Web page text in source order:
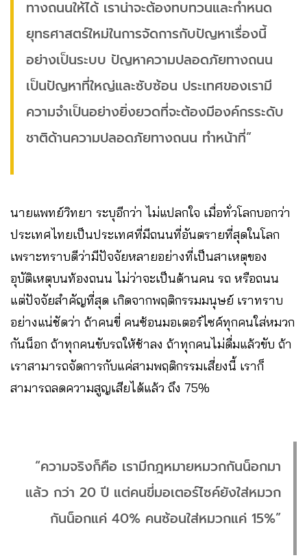
ทางถนนให้ได้ เราน่าจะต้องทบทวนและกำหนด
ยุทธศาสตร์ใหม่ในการจัดการกับปัญหาเรื่องนี้
อย่างเป็นระบบ ปัญหาความปลอดภัยทางถนน
เป็นปัญหาที่ใหญ่และซับซ้อน ประเทศของเรามี
ความจำเป็นอย่างยิ่งยวดที่จะต้องมีองค์กรระดับ
ชาติด้านความปลอดภัยทางถนน ทำหน้าที่”
นายแพทย์วิทยา ระบุอีกว่า ไม่แปลกใจ เมื่อทั่วโลกบอกว่า
ประเทศไทยเป็นประเทศที่มีถนนที่อันตรายที่สุดในโลก
เพราะทราบดีว่ามีปัจจัยหลายอย่างที่เป็นสาเหตุของ
อุบัติเหตุบนท้องถนน ไม่ว่าจะเป็นด้านคน รถ หรือถนน
แต่ปัจจัยสำคัญที่สุด เกิดจากพฤติกรรมมนุษย์ เราทราบ
อย่างแน่ชัดว่า ถ้าคนขี่ คนซ้อนมอเตอร์ไซค์ทุกคนใส่หมวก
กันน็อก ถ้าทุกคนขับรถให้ช้าลง ถ้าทุกคนไม่ดื่มแล้วขับ ถ้า
เราสามารถจัดการกับแค่สามพฤติกรรมเสี่ยงนี้ เราก็
สามารถลดความสูญเสียได้แล้ว ถึง 75%
“ความจริงก็คือ เรามีกฎหมายหมวกกันน็อกมา
แล้ว กว่า 20 ปี แต่คนขี่มอเตอร์ไซค์ยังใส่หมวก
กันน็อกแค่ 40% คนซ้อนใส่หมวกแค่ 15%”